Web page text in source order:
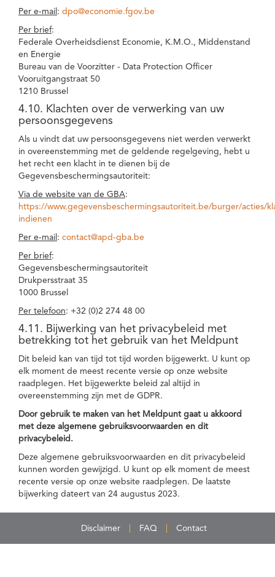
Per e-mail : dpo@economie.fgov.be
Per brief:
Federale Overheidsdienst Economie, K.M.O., Middenstand
en Energie
Bureau van de Voorzitter - Data Protection Officer
Vooruitgangstraat 50
1210 Brussel
4.10. Klachten over de verwerking van uw
persoonsgegevens
Als u vindt dat uw persoonsgegevens niet werden verwerkt
in overeenstemming met de geldende regelgeving, hebt u
het recht een klacht in te dienen bij de
Gegevensbeschermingsautoriteit:
Via de website van de GBA:
https://www.gegevensbeschermingsautoriteit.be/burger/acties/
indienen
Per e-mail : contact@apd-gba.be
Per brief:
Gegevensbeschermingsautoriteit
Drukpersstraat 35
1000 Brussel
Per telefoon: +32 (0)2 274 48 00
4.11. Bijwerking van het privacybeleid met
betrekking tot het gebruik van het Meldpunt
Dit beleid kan van tijd tot tijd worden bijgewerkt. U kunt op
elk moment de meest recente versie op onze website
raadplegen. Het bijgewerkte beleid zal altijd in
overeenstemming zijn met de GDPR.
Door gebruik te maken van het Meldpunt gaat u akkoord
met deze algemene gebruiksvoorwaarden en dit
privacybeleid.
Deze algemene gebruiksvoorwaarden en dit privacybeleid
kunnen worden gewijzigd. U kunt op elk moment de meest
recente versie op onze website raadplegen. De laatste
bijwerking dateert van 24 augustus 2023.
Disclaimer FAQ Contact